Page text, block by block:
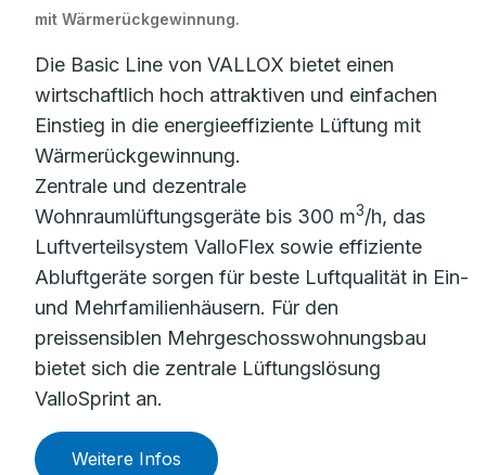
mit Wärmerückgewinnung.
Die Basic Line von VALLOX bietet einen
wirtschaftlich hoch attraktiven und einfachen
Einstieg in die energieeffiziente Lüftung mit
Wärmerückgewinnung.
Zentrale und dezentrale
Wohnraumlüftungsgeräte bis 300 m3/h, das
Luftverteilsystem ValloFlex sowie effiziente
Abluftgeräte sorgen für beste Luftqualität in Ein-
und Mehrfamilienhäusern. Für den
preissensiblen Mehrgeschosswohnungsbau
bietet sich die zentrale Lüftungslösung
ValloSprint an.
Weitere Infos